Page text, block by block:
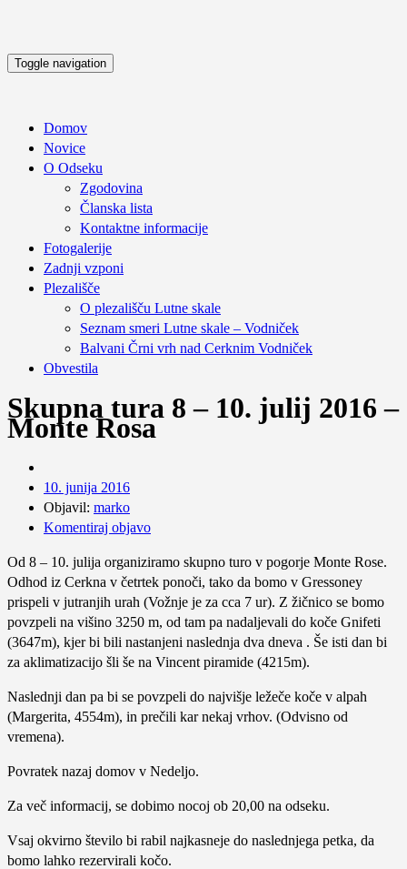
Toggle navigation
Domov
Novice
O Odseku
Zgodovina
Članska lista
Kontaktne informacije
Fotogalerije
Zadnji vzponi
Plezališče
O plezališču Lutne skale
Seznam smeri Lutne skale – Vodniček
Balvani Črni vrh nad Cerknim Vodniček
Obvestila
Skupna tura 8 – 10. julij 2016 –
Monte Rosa
10. junija 2016
Objavil: marko
Komentiraj objavo
Od 8 – 10. julija organiziramo skupno turo v pogorje Monte Rose.
Odhod iz Cerkna v četrtek ponoči, tako da bomo v Gressoney
prispeli v jutranjih urah (Vožnje je za cca 7 ur). Z žičnico se bomo
povzpeli na višino 3250 m, od tam pa nadaljevali do koče Gnifeti
(3647m), kjer bi bili nastanjeni naslednja dva dneva . Še isti dan bi
za aklimatizacijo šli še na Vincent piramide (4215m).
Naslednji dan pa bi se povzpeli do najvišje ležeče koče v alpah
(Margerita, 4554m), in prečili kar nekaj vrhov. (Odvisno od
vremena).
Povratek nazaj domov v Nedeljo.
Za več informacij, se dobimo nocoj ob 20,00 na odseku.
Vsaj okvirno število bi rabil najkasneje do naslednjega petka, da
bomo lahko rezervirali kočo.